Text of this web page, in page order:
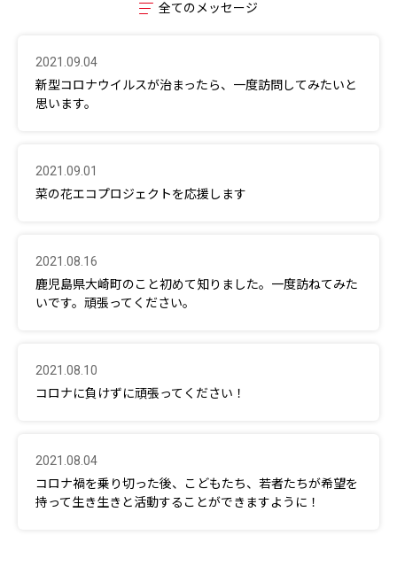
全てのメッセージ
2021.09.04
新型コロナウイルスが治まったら、一度訪問してみたいと
思います。
2021.09.01
菜の花エコプロジェクトを応援します
2021.08.16
鹿児島県大崎町のこと初めて知りました。一度訪ねてみた
いです。頑張ってください。
2021.08.10
コロナに負けずに頑張ってください！
2021.08.04
コロナ禍を乗り切った後、こどもたち、若者たちが希望を
持って生き生きと活動することができますように！